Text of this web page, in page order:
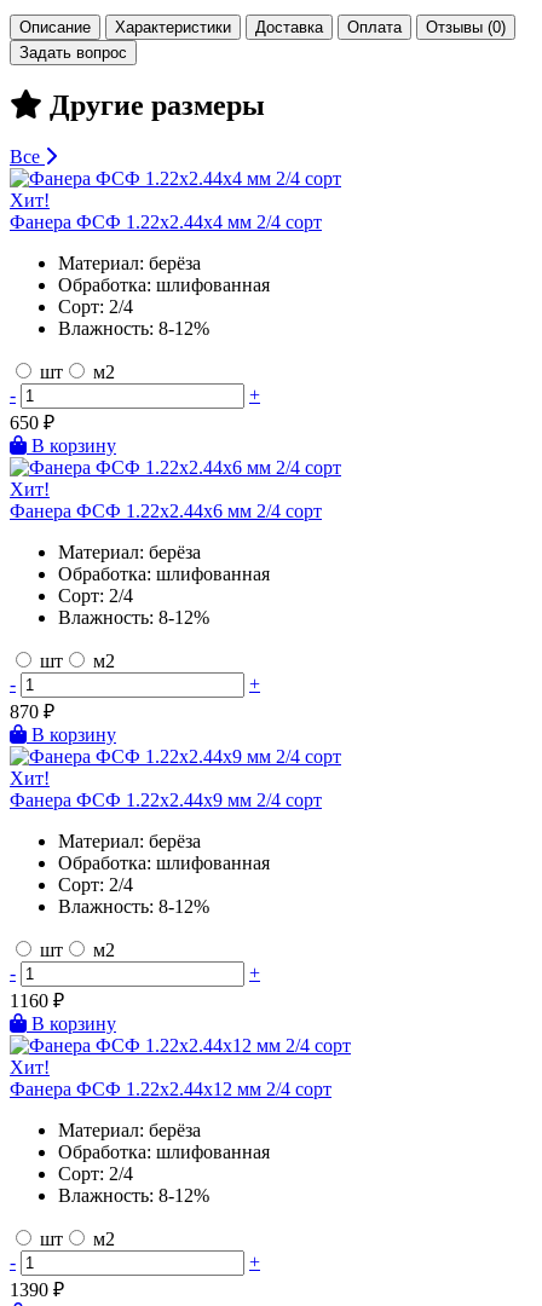
Описание Характеристики Доставка Оплата
Отзывы (0)
Задать вопрос
Другие размеры
Все
Хит!
Фанера ФСФ 1.22х2.44х4 мм 2/4 сорт
Материал: берёза
Обработка: шлифованная
Сорт: 2/4
Влажность: 8-12%
шт
м2
-
+
650 ₽
В корзину
Хит!
Фанера ФСФ 1.22х2.44х6 мм 2/4 сорт
Материал: берёза
Обработка: шлифованная
Сорт: 2/4
Влажность: 8-12%
шт
м2
-
+
870 ₽
В корзину
Хит!
Фанера ФСФ 1.22х2.44х9 мм 2/4 сорт
Материал: берёза
Обработка: шлифованная
Сорт: 2/4
Влажность: 8-12%
шт
м2
-
+
1160 ₽
В корзину
Хит!
Фанера ФСФ 1.22х2.44х12 мм 2/4 сорт
Материал: берёза
Обработка: шлифованная
Сорт: 2/4
Влажность: 8-12%
шт
м2
-
+
1390 ₽